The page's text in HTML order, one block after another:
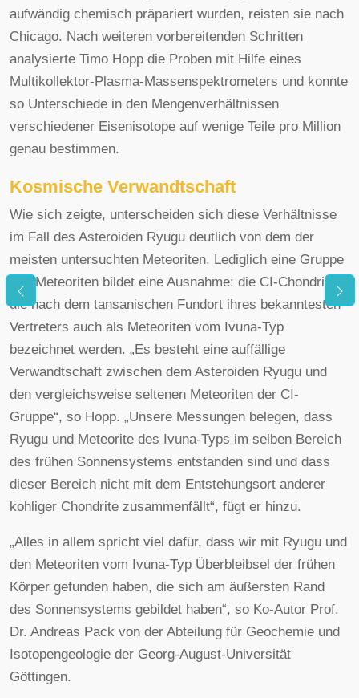
aufwändig chemisch präpariert wurden, reisten sie nach
Chicago. Nach weiteren vorbereitenden Schritten
analysierte Timo Hopp die Proben mit Hilfe eines
Multikollektor-Plasma-Massenspektrometers und konnte
so Unterschiede in den Mengenverhältnissen
verschiedener Eisenisotope auf wenige Teile pro Million
genau bestimmen.
Kosmische Verwandtschaft
Wie sich zeigte, unterscheiden sich diese Verhältnisse
im Fall des Asteroiden Ryugu deutlich von dem der
meisten untersuchten Meteoriten. Lediglich eine Gruppe
von Meteoriten bildet eine Ausnahme: die CI-Chondriten,
die nach dem tansanischen Fundort ihres bekanntesten
Vertreters auch als Meteoriten vom Ivuna-Typ
bezeichnet werden. „Es besteht eine auffällige
Verwandtschaft zwischen dem Asteroiden Ryugu und
den vergleichsweise seltenen Meteoriten der CI-
Gruppe“, so Hopp. „Unsere Messungen belegen, dass
Ryugu und Meteorite des Ivuna-Typs im selben Bereich
des frühen Sonnensystems entstanden sind und dass
dieser Bereich nicht mit dem Entstehungsort anderer
kohliger Chondrite zusammenfällt“, fügt er hinzu.
„Alles in allem spricht viel dafür, dass wir mit Ryugu und
den Meteoriten vom Ivuna-Typ Überbleibsel der frühen
Körper gefunden haben, die sich am äußersten Rand
des Sonnensystems gebildet haben“, so Ko-Autor Prof.
Dr. Andreas Pack von der Abteilung für Geochemie und
Isotopengeologie der Georg-August-Universität
Göttingen.